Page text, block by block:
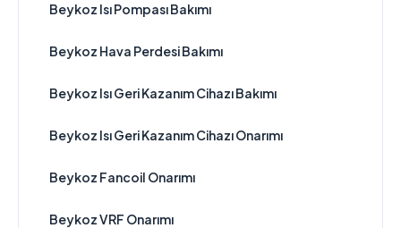
Beykoz Isı Pompası Bakımı
Beykoz Hava Perdesi Bakımı
Beykoz Isı Geri Kazanım Cihazı Bakımı
Beykoz Isı Geri Kazanım Cihazı Onarımı
Beykoz Fancoil Onarımı
Beykoz VRF Onarımı